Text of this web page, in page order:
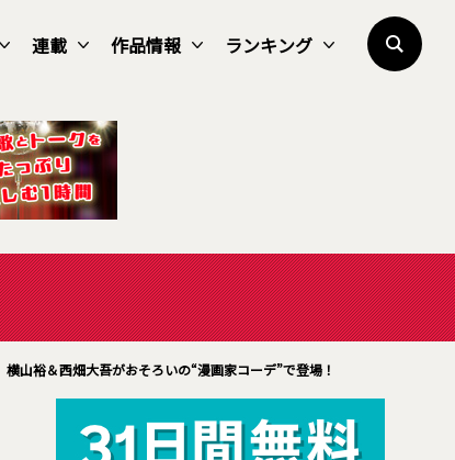
連載 作品情報 ランキング
横山裕＆西畑大吾がおそろいの“漫画家コーデ”で登場！